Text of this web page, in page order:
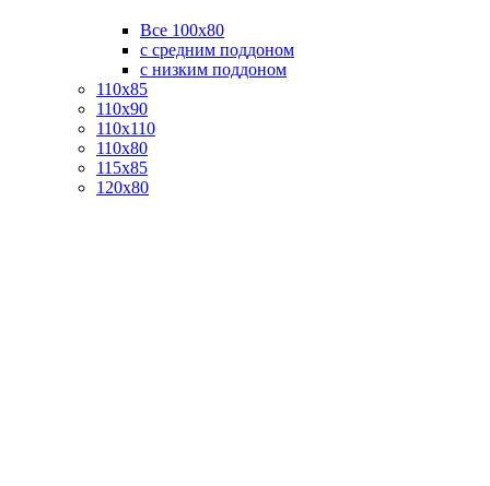
Все 100х80
с средним поддоном
с низким поддоном
110х85
110х90
110х110
110х80
115х85
120х80